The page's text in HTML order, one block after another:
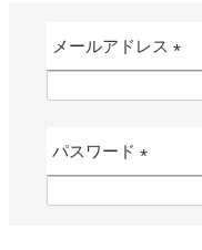
メールアドレス
(
必
パスワード
(
必